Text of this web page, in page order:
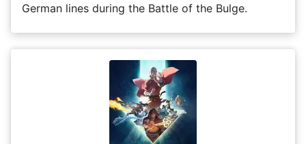
German lines during the Battle of the Bulge.